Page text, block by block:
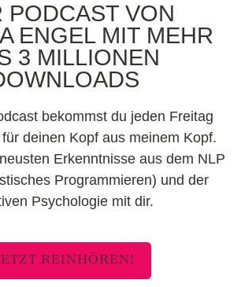
PODCAST VON
ENGEL MIT MEHR
3 MILLIONEN
bekommst du jeden Freitag
deinen Kopf aus meinem Kopf.
Erkenntnisse aus dem NLP
Programmieren) und der
Psychologie mit dir.
REINHÖREN!